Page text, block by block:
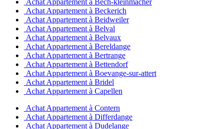
Achat Appartement à Bech-kleinmacher
Achat Appartement à Beckerich
Achat Appartement à Beidweiler
Achat Appartement à Belval
Achat Appartement à Belvaux
Achat Appartement à Bereldange
Achat Appartement à Bertrange
Achat Appartement à Bettendorf
Achat Appartement à Boevange-sur-attert
Achat Appartement à Bridel
Achat Appartement à Capellen
Achat Appartement à Contern
Achat Appartement à Differdange
Achat Appartement à Dudelange